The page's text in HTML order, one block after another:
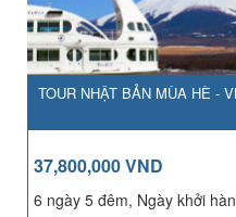
TOUR NHẬT BẢN MÙA HÈ -
37,800,000 VND
6 ngày 5 đêm, Ngày khởi